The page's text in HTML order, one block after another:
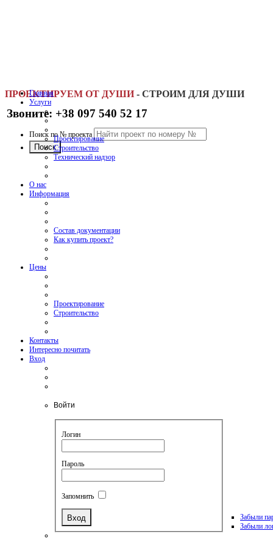
ПРОЕКТИРУЕМ ОТ ДУШИ - СТРОИМ ДЛЯ ДУШИ
Звоните: +38 097 540 52 17
Поиск по № проекта
Главная
Услуги
Проектирование
Строительство
Технический надзор
О нас
Информация
Состав документации
Как купить проект?
Цены
Проектирование
Строительство
Контакты
Интересно почитать
Вход
Войти
Логин
Пароль
Запомнить
Забыли
Забыли